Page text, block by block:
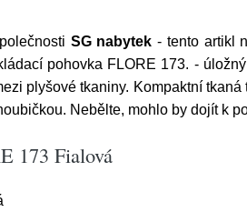
SG nabytek - tento artikl
pohovka FLORE 173. -
plyšové tkaniny. Kompaktní
Nebělte, mohlo by dojít k
173 Fialová